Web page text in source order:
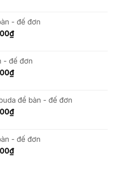
80,000₫
đến
270,000₫
- đế đơn
₫Khoảng
80,000₫
đến
270,000₫
- đế đơn
₫Khoảng
80,000₫
đến
270,000₫
để bàn - đế đơn
₫Khoảng
80,000₫
đến
270,000₫
- đế đơn
₫Khoảng